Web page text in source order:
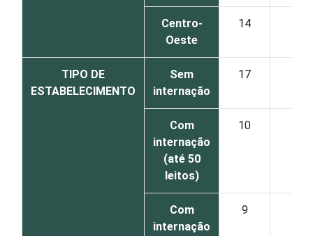
Centro-
Oeste
14
TIPO DE
ESTABELECIMENTO
Sem
internação
17
Com
internação
(até 50
leitos)
10
Com
internação
9